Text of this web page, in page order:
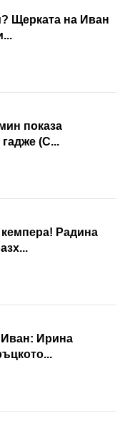
Щерката на Иван
показа
(С...
Радина
Иван: Ирина